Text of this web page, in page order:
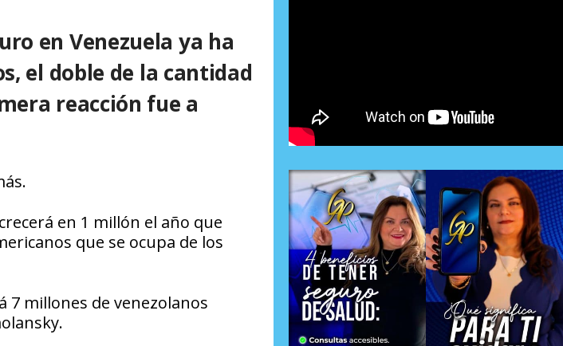
en Venezuela ya ha
el doble de la cantidad
reacción fue a
en 1 millón el año que
que se ocupa de los
7 millones de venezolanos